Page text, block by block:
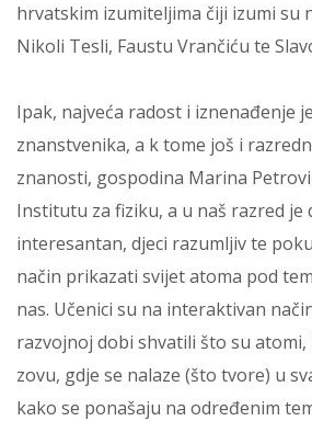
hrvatskim izumiteljima čiji izumi su
Nikoli Tesli, Faustu Vrančiću te
Ipak, najveća radost i iznenađenje
znanstvenika, a k tome još i
znanosti, gospodina Marina
Institutu za fiziku, a u naš razred je
interesantan, djeci razumljiv te
način prikazati svijet atoma pod
nas. Učenici su na interaktivan
razvojnoj dobi shvatili što su
zovu, gdje se nalaze (što tvore) u
kako se ponašaju na određenim